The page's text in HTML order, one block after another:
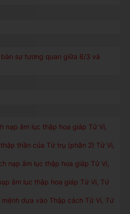
sự tương quan giữa 8/3 và
nạp âm lục thập hoa giáp Tử Vi,
thần của Tứ trụ (phần 2) Tử Vi,
nạp âm lục thập hoa giáp Tử Vi,
âm lục thập hoa giáp Tử Vi, Tứ
dựa vào Thập cách Tử Vi, Tứ